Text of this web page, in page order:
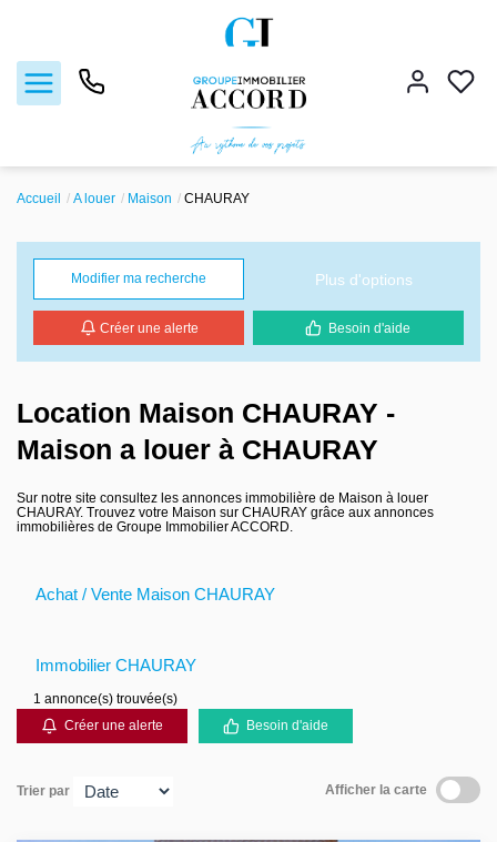
Locations
Estimation
Gestion locative
Nos agences
Contact
Accueil A louer Maison CHAURAY
Modifier ma recherche Plus d'options
Créer une alerte Besoin d'aide
Location Maison CHAURAY -
Maison a louer à CHAURAY
Sur notre site consultez les annonces immobilière de Maison à louer
CHAURAY. Trouvez votre Maison sur CHAURAY grâce aux annonces
immobilières de Groupe Immobilier ACCORD.
Achat / Vente Maison CHAURAY
Immobilier CHAURAY
1 annonce(s) trouvée(s)
Créer une alerte
Besoin d'aide
Trier par Afficher la carte